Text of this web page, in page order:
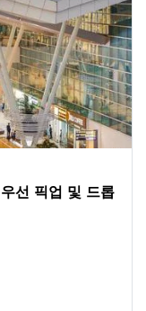
선 픽업 및 드롭